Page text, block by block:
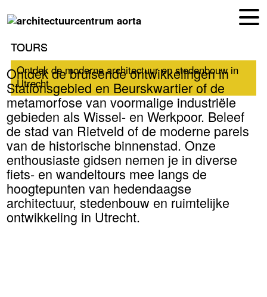
EN
NL
TOURS
Ontdek de moderne architectuur en stedenbouw in
Utrecht
TOURS
Ontdek de moderne architectuur en stedenbouw in
Utrecht
Ontdek de bruisende ontwikkelingen in
Stationsgebied en Beurskwartier of de
metamorfose van voormalige industriële
gebieden als Wissel- en Werkpoor. Beleef
de stad van Rietveld of de moderne parels
van de historische binnenstad. Onze
enthousiaste gidsen nemen je in diverse
fiets- en wandeltours mee langs de
hoogtepunten van hedendaagse
architectuur, stedenbouw en ruimtelijke
ontwikkeling in Utrecht.